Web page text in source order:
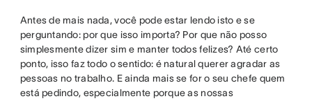
Antes de mais nada, você pode estar lendo isto e se
perguntando: por que isso importa? Por que não posso
simplesmente dizer sim e manter todos felizes? Até certo
ponto, isso faz todo o sentido: é natural querer agradar as
pessoas no trabalho. E ainda mais se for o seu chefe quem
está pedindo, especialmente porque as nossas